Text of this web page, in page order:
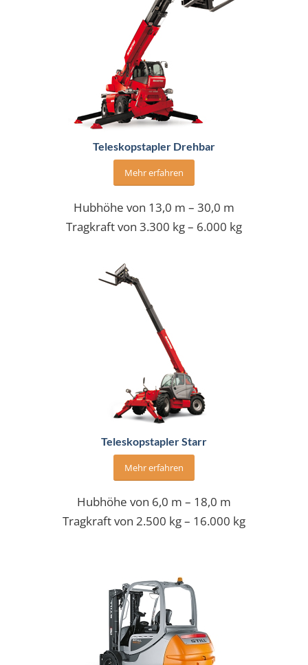
Teleskopstapler Drehbar
Mehr erfahren
Hubhöhe von 13,0 m – 30,0 m
Tragkraft von 3.300 kg – 6.000 kg
Teleskopstapler Starr
Mehr erfahren
Hubhöhe von 6,0 m – 18,0 m
Tragkraft von 2.500 kg – 16.000 kg